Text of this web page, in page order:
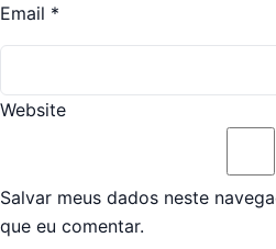
Email *
Website
Salvar meus dados neste
que eu comentar.